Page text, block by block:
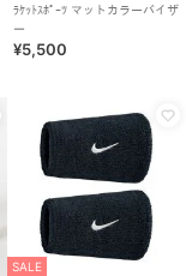
ﾗｹｯﾄｽﾎﾟｰﾂ マットカラーバイザ
ー
¥5,500
SALE